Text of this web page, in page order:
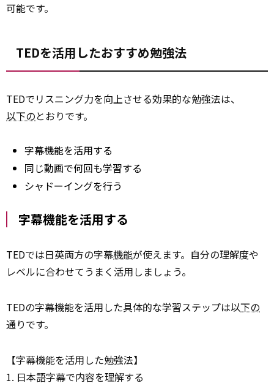
可能です。
TEDを活用したおすすめ勉強法
TEDでリスニング力を向上させる効果的な勉強法は、
以下のとおりです。
字幕機能を活用する
同じ動画で何回も学習する
シャドーイングを行う
字幕機能を活用する
TEDでは日英両方の字幕機能が使えます。自分の理解度や
レベルに合わせてうまく活用しましょう。
TEDの字幕機能を活用した具体的な学習ステップは以下の
通りです。
【字幕機能を活用した勉強法】
1. 日本語字幕で内容を理解する